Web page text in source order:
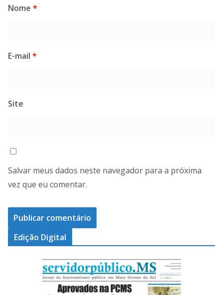
Nome *
E-mail *
Site
Salvar meus dados neste navegador para a próxima
vez que eu comentar.
Edição Digital